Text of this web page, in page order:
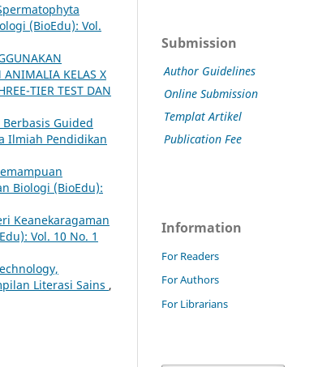
(BioEdu): Vol.
ANIMALIA KELAS X
TIER TEST DAN
Guided
Ilmiah Pendidikan
Biologi (BioEdu):
Keanekaragaman
Vol. 10 No. 1
Literasi Sains ,
Submission
Author Guidelines
Online Submission
Templat Artikel
Publication Fee
Information
For Readers
For Authors
For Librarians